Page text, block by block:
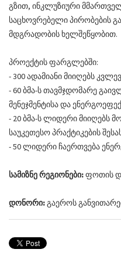
გზით, ინკლუზიური
საცხოვრებელი პირობების
მდგრადობის ხელშეწყობით.
პროექტის ფარგლებში:
- 300 ადამიანი მიიღებს
- 60 ბმა-ს თავმჯდომარე
მენეჯმენტისა და
- 20 ბმა-ს ლიდერი მიიღებს
საუკეთესო პრაქტიკების
- 50 ლიდერი ჩაერთვება
სამიზნე რეგიონები:ფოთის
დონორი:გაეროს